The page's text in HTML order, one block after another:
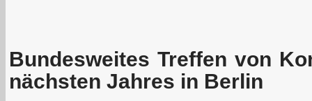
Bundesweites Treffen von
nächsten Jahres in Berlin